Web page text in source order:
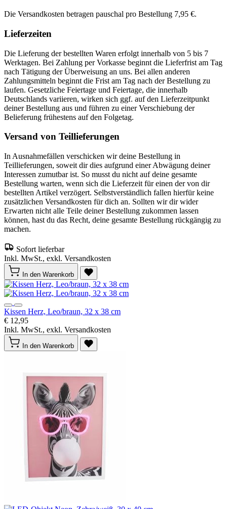
Die Versandkosten betragen pauschal pro Bestellung 7,95 €.
Lieferzeiten
Die Lieferung der bestellten Waren erfolgt innerhalb von 5 bis 7
Werktagen. Bei Zahlung per Vorkasse beginnt die Lieferfrist am Tag
nach Tätigung der Überweisung an uns. Bei allen anderen
Zahlungsmitteln beginnt die Frist am Tag nach der Bestellung zu
laufen. Gesetzliche Feiertage und Feiertage, die innerhalb
Deutschlands variieren, wirken sich ggf. auf den Lieferzeitpunkt
deiner Bestellung aus und führen zu einer Verschiebung der
Belieferung frühestens auf den Folgetag.
Versand von Teillieferungen
In Ausnahmefällen verschicken wir deine Bestellung in
Teillieferungen, soweit dir dies aufgrund einer Abwägung deiner
Interessen zumutbar ist. So musst du nicht auf deine gesamte
Bestellung warten, wenn sich die Lieferzeit für einen der von dir
bestellten Artikel verzögert. Selbstverständlich fallen hierfür keine
zusätzlichen Versandkosten für dich an. Sollten wir dir wider
Erwarten nicht alle Teile deiner Bestellung zukommen lassen
können, hast du das Recht, deine gesamte Bestellung rückgängig zu
machen.
Sofort lieferbar
Inkl. MwSt., exkl. Versandkosten
In den Warenkorb
Kissen Herz, Leo/braun, 32 x 38 cm
€ 12,95
Inkl. MwSt., exkl. Versandkosten
In den Warenkorb